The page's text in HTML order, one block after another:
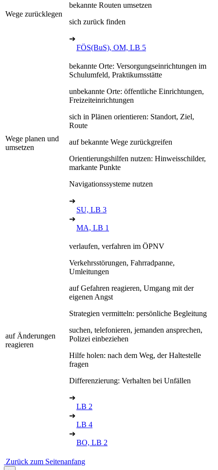
Wege zurücklegen
bekannte Routen umsetzen
sich zurück finden
➔
FÖS(BuS), OM, LB 5
Wege planen und
umsetzen
bekannte Orte: Versorgungseinrichtungen im
Schulumfeld, Praktikumsstätte
unbekannte Orte: öffentliche Einrichtungen,
Freizeiteinrichtungen
sich in Plänen orientieren: Standort, Ziel,
Route
auf bekannte Wege zurückgreifen
Orientierungshilfen nutzen: Hinweisschilder,
markante Punkte
Navigationssysteme nutzen
➔
SU, LB 3
➔
MA, LB 1
auf Änderungen
reagieren
verlaufen, verfahren im ÖPNV
Verkehrsstörungen, Fahrradpanne,
Umleitungen
auf Gefahren reagieren, Umgang mit der
eigenen Angst
Strategien vermitteln: persönliche Begleitung
suchen, telefonieren, jemanden ansprechen,
Polizei einbeziehen
Hilfe holen: nach dem Weg, der Haltestelle
fragen
Differenzierung: Verhalten bei Unfällen
➔
LB 2
➔
LB 4
➔
BO, LB 2
Zurück zum Seitenanfang